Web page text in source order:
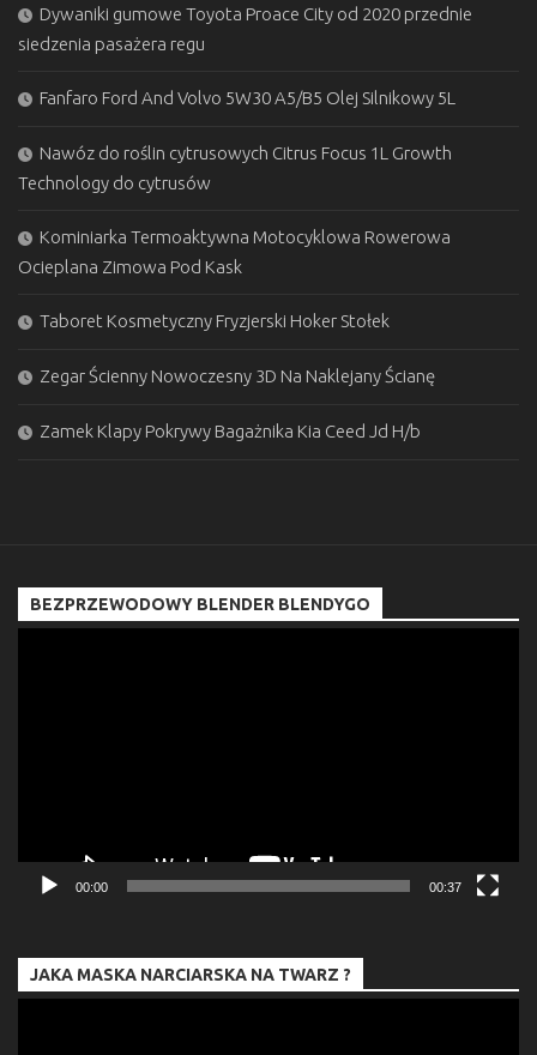
Dywaniki gumowe Toyota Proace City od 2020 przednie
siedzenia pasażera regu
Fanfaro Ford And Volvo 5W30 A5/B5 Olej Silnikowy 5L
Nawóz do roślin cytrusowych Citrus Focus 1L Growth
Technology do cytrusów
Kominiarka Termoaktywna Motocyklowa Rowerowa
Ocieplana Zimowa Pod Kask
Taboret Kosmetyczny Fryzjerski Hoker Stołek
Zegar Ścienny Nowoczesny 3D Na Naklejany Ścianę
Zamek Klapy Pokrywy Bagażnika Kia Ceed Jd H/b
BEZPRZEWODOWY BLENDER BLENDYGO
00:00 00:37
JAKA MASKA NARCIARSKA NA TWARZ ?